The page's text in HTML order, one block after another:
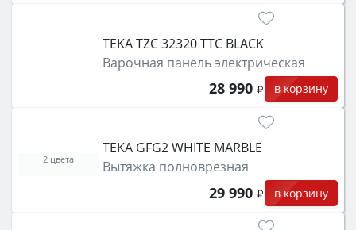
TEKA TZC 32320 TTC BLACK
Варочная панель электрическая
28 990 в корзину
TEKA GFG2 WHITE MARBLE
Вытяжка полноврезная
29 990 в корзину
2 цвета